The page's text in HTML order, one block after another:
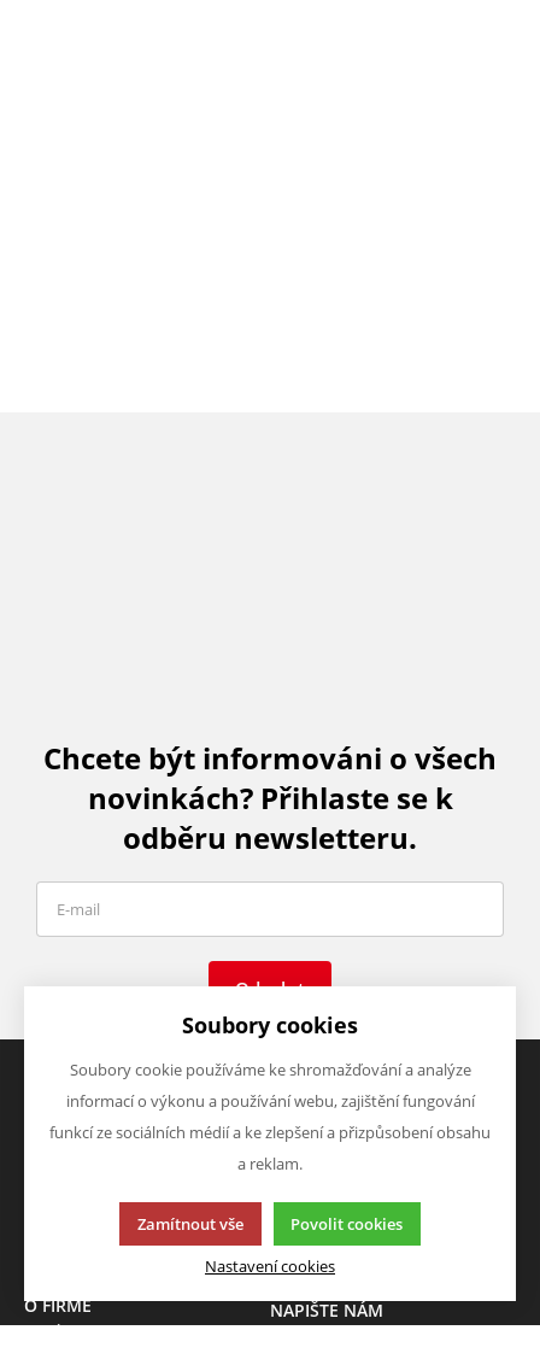
Chcete být informováni o všech
novinkách? Přihlaste se k
odběru newsletteru.
Odeslat
VŠE O NÁKUPU
Vrácení zboží
Zásady zpracování osobních
VÝHODY A SLEVY
Zboží v akci
Zboží výprodej
O FIRMĚ
O nás
NAPIŠTE NÁM
Soubory cookies
Soubory cookie používáme ke shromažďování a analýze
informací o výkonu a používání webu, zajištění fungování
funkcí ze sociálních médií a ke zlepšení a přizpůsobení obsahu
a reklam.
Zamítnout vše Povolit cookies
Nastavení cookies